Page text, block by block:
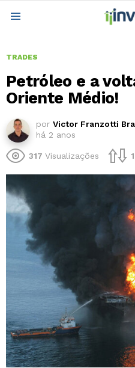
TRADES
Petróleo e a
Oriente Médio!
por Victor Franzotti
há 2 anos
317 Visualizações